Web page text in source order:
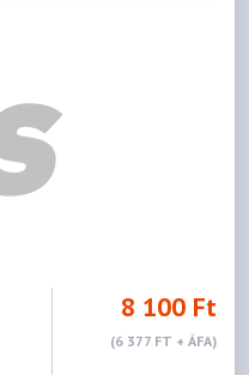
8 100 Ft
(6 377 FT + ÁFA)